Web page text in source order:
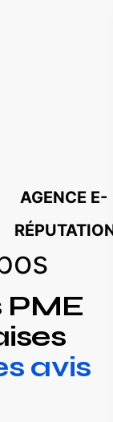
AGENCE E-
PME
avis